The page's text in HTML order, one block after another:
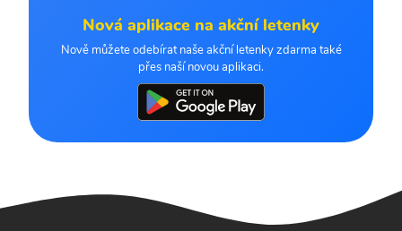
Nová aplikace na akční letenky
Nově můžete odebírat naše akční letenky zdarma také
přes naší novou aplikaci.